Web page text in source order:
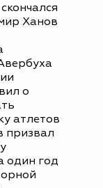
Ханов
о
атлетов
призвал
один год